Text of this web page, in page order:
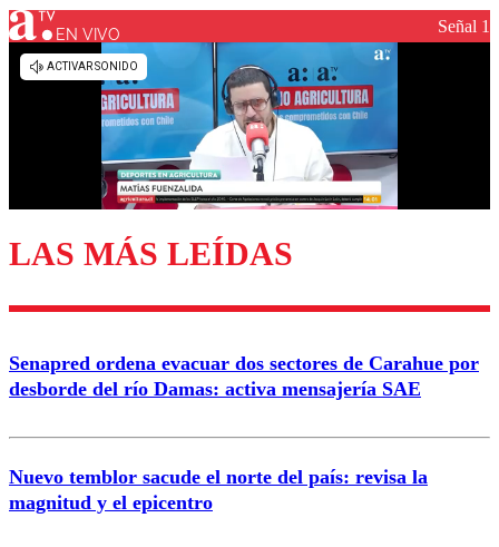
Los comentarios son moderados para garantizar un
diálogo respetuoso.
Enviar comentario
EN VIVO Señal 1
LAS MÁS LEÍDAS
Senapred ordena evacuar dos sectores de Carahue por
desborde del río Damas: activa mensajería SAE
Nuevo temblor sacude el norte del país: revisa la
magnitud y el epicentro